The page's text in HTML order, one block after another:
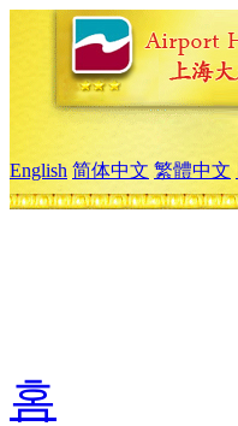
English 简体中文 繁體中文
홈